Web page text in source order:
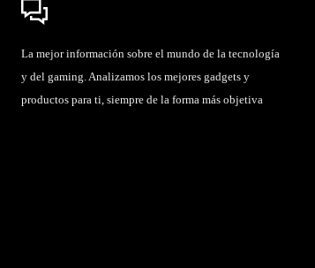
La mejor información sobre el mundo de la tecnología
y del gaming. Analizamos los mejores gadgets y
productos para ti, siempre de la forma más objetiva